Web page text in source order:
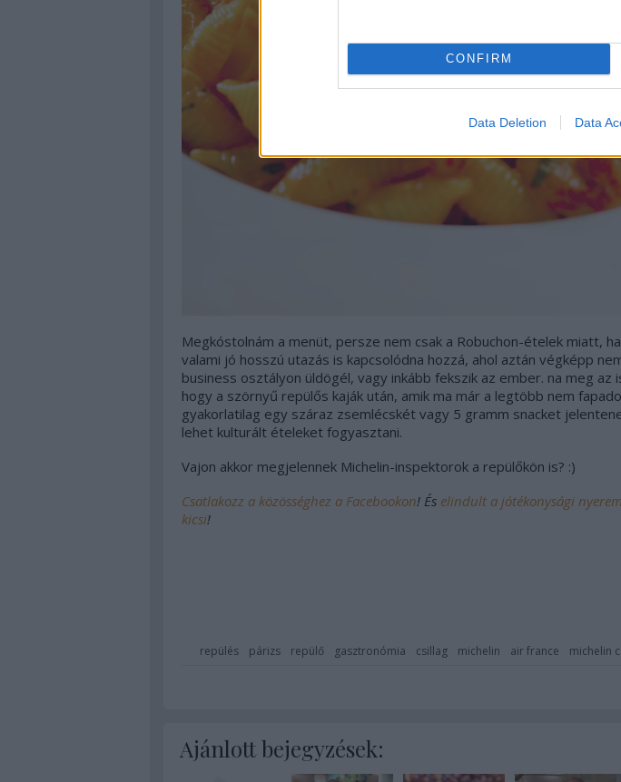
CONFIRM
Data Deletion Data
Megkóstolnám a menüt, persze nem csak a Robuchon-ételek miatt,
valami jó hosszú utazás is kapcsolódna hozzá, ahol aztán végképp
business osztályon üldögél, vagy inkább fekszik az ember. na meg az
hogy a szörnyű repülős kaják után, amik ma már a legtöbb nem
gyakorlatilag egy száraz zsemlécskét vagy 5 gramm snacket
lehet kulturált ételeket fogyasztani.
Vajon akkor megjelennek Michelin-inspektorok a repülőkön is? :)
Csatlakozz a közösséghez a Facebookon! És elindult a jótékonysági
kicsi!
repülés párizs repülő gasztronómia csillag michelin air france michelin
Ajánlott bejegyzések: